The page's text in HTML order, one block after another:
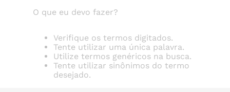
O que eu devo fazer?
Verifique os termos digitados.
Tente utilizar uma única palavra.
Utilize termos genéricos na busca.
Tente utilizar sinônimos do termo
desejado.